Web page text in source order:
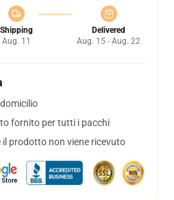
Shipping
Aug. 11
Delivered
Aug. 15 - Aug. 22
fornito per tutti i pacchi
il prodotto non viene ricevuto